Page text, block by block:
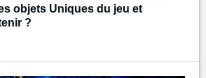
objets Uniques du jeu et
?